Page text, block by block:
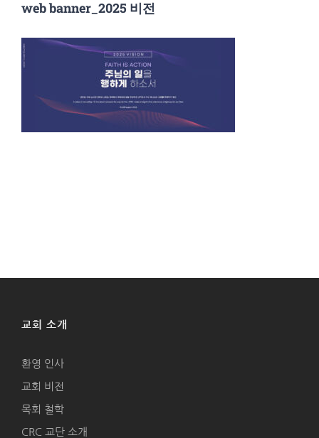
web banner_2025 비전
교회 소개
환영 인사
교회 비전
목회 철학
CRC 교단 소개